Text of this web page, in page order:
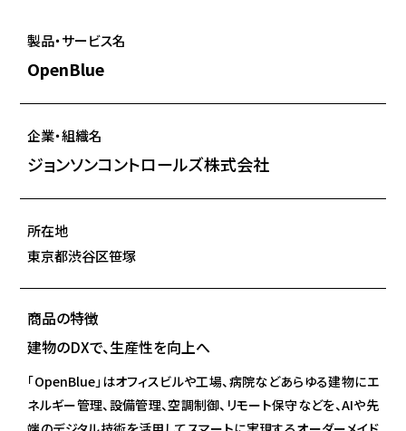
製品・サービス名
OpenBlue
企業・組織名
ジョンソンコントロールズ株式会社
所在地
東京都渋谷区笹塚
商品の特徴
建物のDXで、生産性を向上へ
「OpenBlue」はオフィスビルや工場、病院などあらゆる建物にエ
ネルギー管理、設備管理、空調制御、リモート保守などを、AIや先